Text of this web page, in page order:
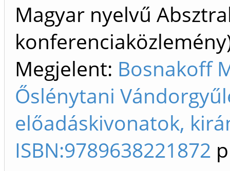
Magyar nyelvű
Megjelent: Bosnakoff
Őslénytani
előadáskivonatok,
ISBN:9789638221872